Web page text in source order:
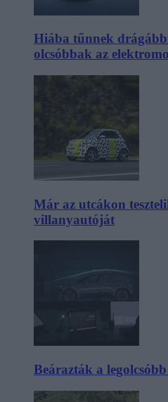
Hiába tűnnek
olcsóbbak az
Már az utcákon
villanyautóját
Beárazták a